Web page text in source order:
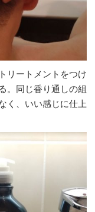
リートメントをつけ
。同じ香り通しの組
く、いい感じに仕上